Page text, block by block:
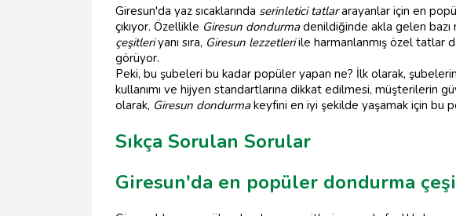
Giresun'da yaz sıcaklarında serinletici tatlararayanlar için en
çıkıyor. Özellikle Giresun dondurmadenildiğinde akla gelen bazı
çeşitleriyanı sıra, Giresun lezzetleriile harmanlanmış özel tatlar
görüyor.
Peki, bu şubeleri bu kadar popüler yapan ne? İlk olarak,
kullanımı ve hijyen standartlarına dikkat edilmesi, müşterilerin
olarak, Giresun dondurmakeyfini en iyi şekilde yaşamak için bu
Sıkça Sorulan Sorular
Giresun'da en popüler dondurma